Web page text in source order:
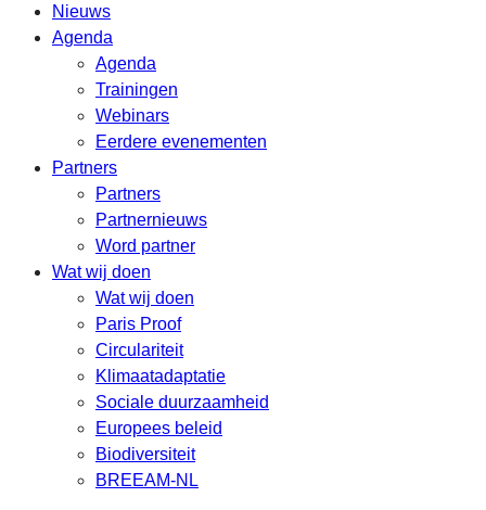
Nieuws
Agenda
Agenda
Trainingen
Webinars
Eerdere evenementen
Partners
Partners
Partnernieuws
Word partner
Wat wij doen
Wat wij doen
Paris Proof
Circulariteit
Klimaatadaptatie
Sociale duurzaamheid
Europees beleid
Biodiversiteit
BREEAM-NL